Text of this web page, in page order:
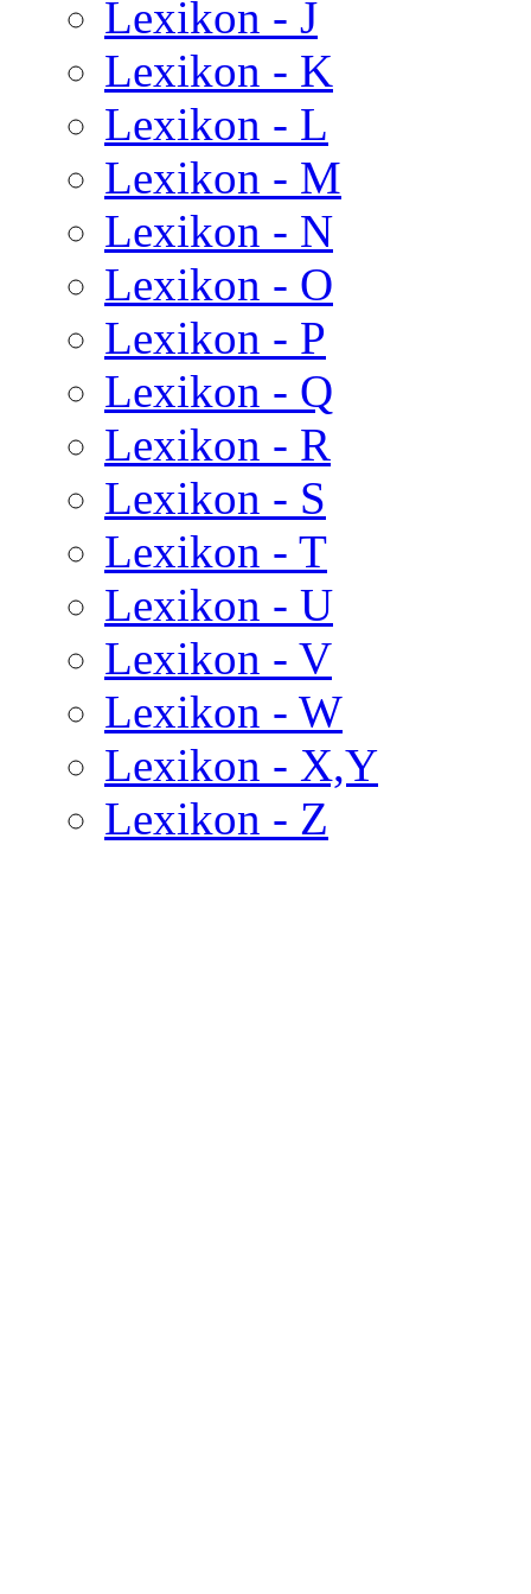
Lexikon - J
Lexikon - K
Lexikon - L
Lexikon - M
Lexikon - N
Lexikon - O
Lexikon - P
Lexikon - Q
Lexikon - R
Lexikon - S
Lexikon - T
Lexikon - U
Lexikon - V
Lexikon - W
Lexikon - X,Y
Lexikon - Z